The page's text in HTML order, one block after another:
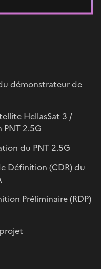
démonstrateur de
HellasSat 3 /
2.5G
du PNT 2.5G
Définition (CDR) du
Préliminaire (RDP)